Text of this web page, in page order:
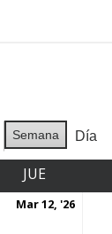
Semana Día
JUE
Mar 12, '26